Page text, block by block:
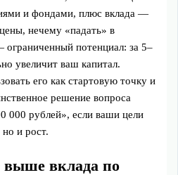
и фондами, плюс вклада —
нечему «падать» в
потенциал: за 5–
увеличит ваш капитал.
его как стартовую точку и
решение вопроса
000 рублей», если ваши цели
и рост.
вклада по